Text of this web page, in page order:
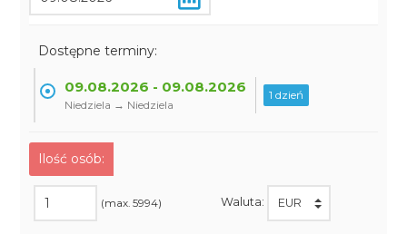
Dostępne terminy:
09.08.2026 - 09.08.2026
Niedziela → Niedziela
1 dzień
Ilość osób:
(max. 5994) Waluta: